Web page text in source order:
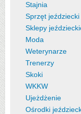
Stajnia
Sprzęt jeździecki
Sklepy
Moda
Weterynarze
Trenerzy
Skoki
WKKW
Ujeżdżenie
Ośrodki